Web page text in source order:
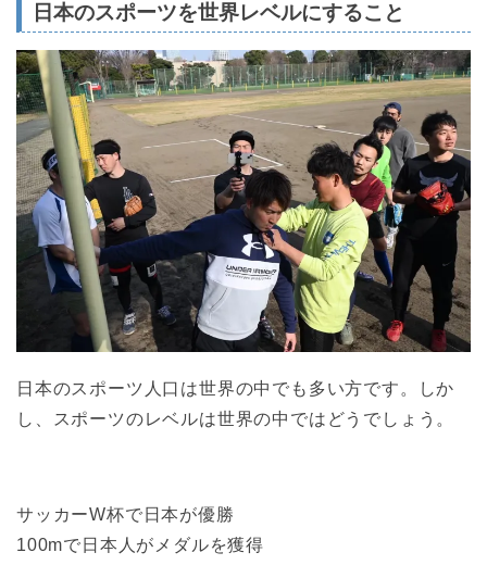
日本のスポーツを世界レベルにすること
日本のスポーツ人口は世界の中でも多い方です。しか
し、スポーツのレベルは世界の中ではどうでしょう。
サッカーW杯で日本が優勝
100mで日本人がメダルを獲得